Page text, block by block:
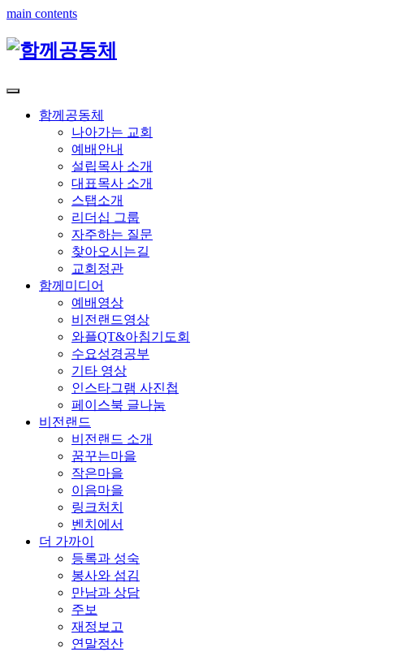
main contents
함께공동체
나아가는 교회
예배안내
설립목사 소개
대표목사 소개
스탭소개
리더십 그룹
자주하는 질문
찾아오시는길
교회정관
함께미디어
예배영상
비전랜드영상
와플QT&아침기도회
수요성경공부
기타 영상
인스타그램 사진첩
페이스북 글나눔
비전랜드
비전랜드 소개
꿈꾸는마을
작은마을
이음마을
링크처치
벤치에서
더 가까이
등록과 성숙
봉사와 섬김
만남과 상담
주보
재정보고
연말정산